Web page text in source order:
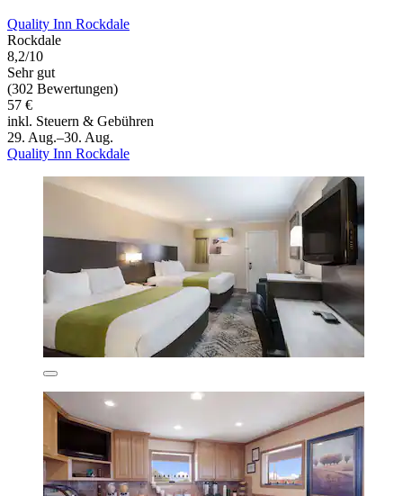
Quality Inn Rockdale
Rockdale
8,2/10
Sehr gut
(302 Bewertungen)
57 €
inkl. Steuern & Gebühren
29. Aug.–30. Aug.
Quality Inn Rockdale